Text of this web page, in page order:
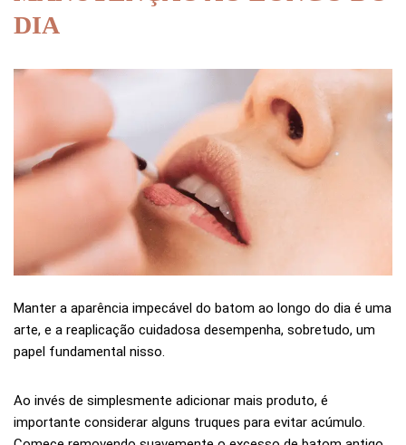
DIA
Manter a aparência impecável do batom ao longo do dia é uma
arte, e a reaplicação cuidadosa desempenha, sobretudo, um
papel fundamental nisso.
Ao invés de simplesmente adicionar mais produto, é
importante considerar alguns truques para evitar acúmulo.